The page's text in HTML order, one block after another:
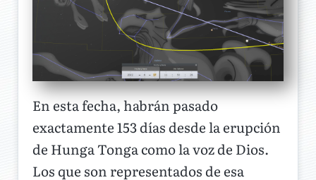
En esta fecha, habrán pasado
exactamente 153 días desde la erupción
de Hunga Tonga como la voz de Dios.
Los que son representados de esa